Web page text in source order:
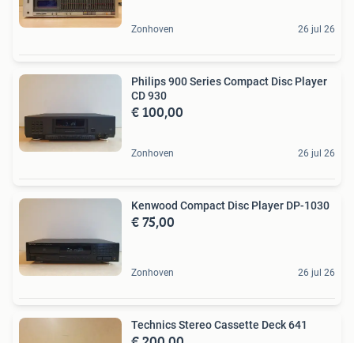
Zonhoven 26 jul 26
Philips 900 Series Compact Disc Player
CD 930
€ 100,00
Zonhoven 26 jul 26
Kenwood Compact Disc Player DP-1030
€ 75,00
Zonhoven 26 jul 26
Technics Stereo Cassette Deck 641